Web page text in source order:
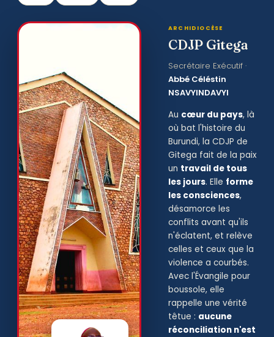
ARCHIDIOCÈSE
CDJP Gitega
Secrétaire Exécutif ·
Abbé Céléstin
NSAVYINDAVYI
Au cœur du pays, là
où bat l'histoire du
Burundi, la CDJP de
Gitega fait de la paix
un travail de tous
les jours. Elle forme
les consciences,
désamorce les
conflits avant qu'ils
n'éclatent, et relève
celles et ceux que la
violence a courbés.
Avec l'Évangile pour
boussole, elle
rappelle une vérité
têtue : aucune
réconciliation n'est